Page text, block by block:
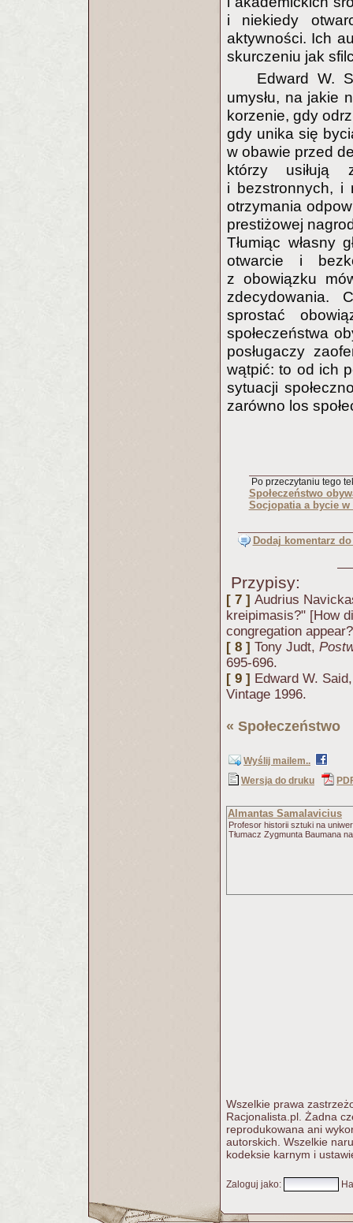
i niekiedy
aktywności. Ich
skurczeniu jak
Edward W.
umysłu, na jakie
korzenie, gdy
gdy unika się
w obawie przed
którzy usiłują
i bezstronnych, i
otrzymania
prestiżowej
Tłumiąc własny
otwarcie i
z obowiązku
zdecydowania.
sprostać
społeczeństwa
posługaczy
wątpić: to od ich
sytuacji
zarówno los
Po przeczytaniu tego
Społeczeństwo
Socjopatia a bycie w
Dodaj komentarz
Przypisy:
[ 7 ] Audrius
kreipimasis?" [How
congregation
[ 8 ] Tony Judt,
695-696.
[ 9 ] Edward W.
Vintage 1996.
« Społeczeństwo
Wyślij mailem..
Wersja do druku
Almantas Samalavicius
Profesor historii sztuki na
Tłumacz Zygmunta Baumana
Wszelkie prawa
Racjonalista.pl. Żadna
reprodukowana ani
autorskich. Wszelkie
kodeksie karnym i
Zaloguj jako: